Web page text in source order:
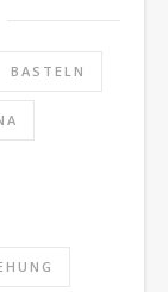
BASTELN